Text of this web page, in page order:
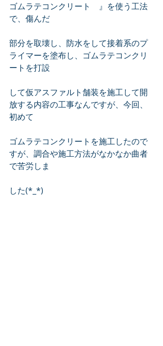
ゴムラテコンクリート　』を使う工法
で、傷んだ
部分を取壊し、防水をして接着系のプ
ライマーを塗布し、ゴムラテコンクリ
ートを打設
して仮アスファルト舗装を施工して開
放する内容の工事なんですが、今回、
初めて
ゴムラテコンクリートを施工したので
すが、調合や施工方法がなかなか曲者
で苦労しま
した(*_*)